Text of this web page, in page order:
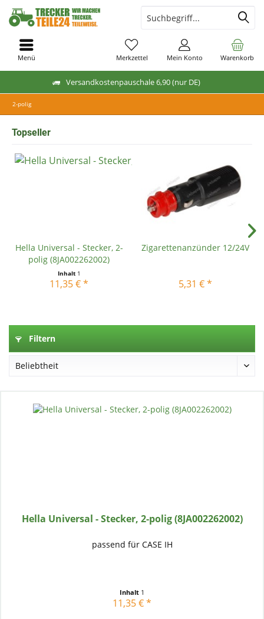
Versandkostenpauschale 6,90 (nur DE)
Warenkorb
Merkzettel Mein Konto
Menü
2-polig
Topseller
Hella Universal - Stecker, 2-
polig (8JA002262002)
Inhalt 1
11,35 € *
Zigarettenanzünder 12/24V
5,31 € *
Filtern
Hella Universal - Stecker, 2-polig (8JA002262002)
passend für CASE IH
Inhalt 1
11,35 € *